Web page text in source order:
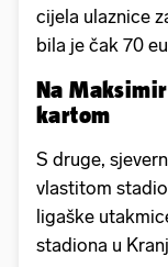
cijela ulaznice
bila je čak 70
Na
kartom
S druge,
vlastitom
ligaške
stadiona u